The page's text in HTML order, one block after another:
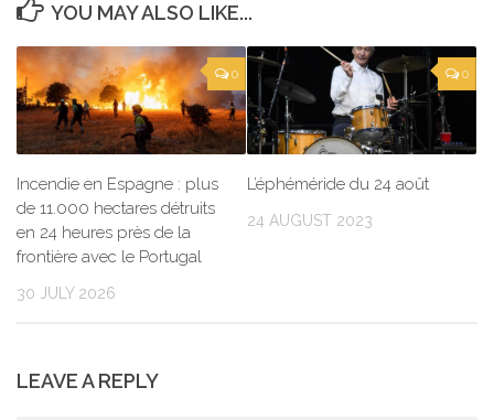
YOU MAY ALSO LIKE...
0
Incendie en Espagne : plus
de 11.000 hectares détruits
en 24 heures près de la
frontière avec le Portugal
30 JULY 2026
0
L’éphéméride du 24 août
24 AUGUST 2023
LEAVE A REPLY